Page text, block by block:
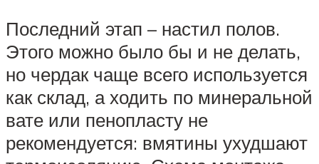
Последний этап – настил полов.
Этого можно было бы и не делать,
но чердак чаще всего используется
как склад, а ходить по минеральной
вате или пенопласту не
рекомендуется: вмятины ухудшают